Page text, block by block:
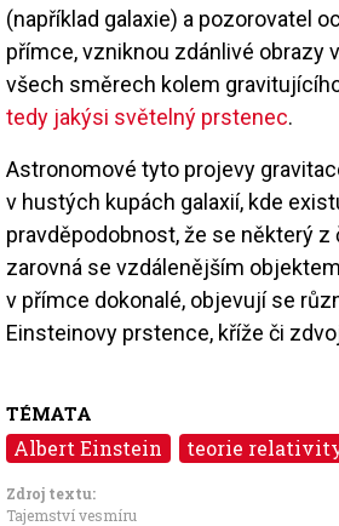
(například galaxie) a pozorovatel
přímce, vzniknou zdánlivé obrazy
všech směrech kolem
tedy jakýsi světelný prstenec.
Astronomové tyto projevy
v hustých kupách galaxií, kde
pravděpodobnost, že se některý z
zarovná se vzdálenějším
v přímce dokonalé, objevují se
Einsteinovy prstence, kříže či
TÉMATA
Albert Einstein teorie
Zdroj textu:
Tajemství vesmíru